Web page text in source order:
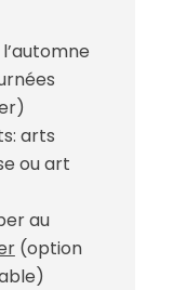
l’automne
arts
ou art
au
(option